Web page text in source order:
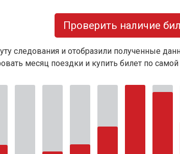
Проверить наличие
следования и отобразили полученные
месяц поездки и купить билет по